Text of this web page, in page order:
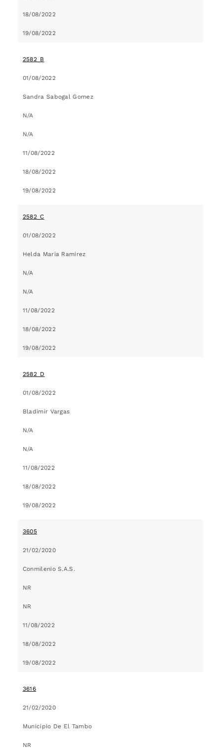
18/08/2022
19/08/2022
2582_B
01/08/2022
Sandra Sabogal Gomez
N/A
N/A
11/08/2022
18/08/2022
19/08/2022
2582_C
01/08/2022
Helda Maria Ramirez
N/A
N/A
11/08/2022
18/08/2022
19/08/2022
2582_D
01/08/2022
Bladimir Vargas
N/A
N/A
11/08/2022
18/08/2022
19/08/2022
3605
21/02/2020
Conmilenio S.A.S.
NR
NR
11/08/2022
18/08/2022
19/08/2022
3616
21/02/2020
Municipio De El Tambo
NR